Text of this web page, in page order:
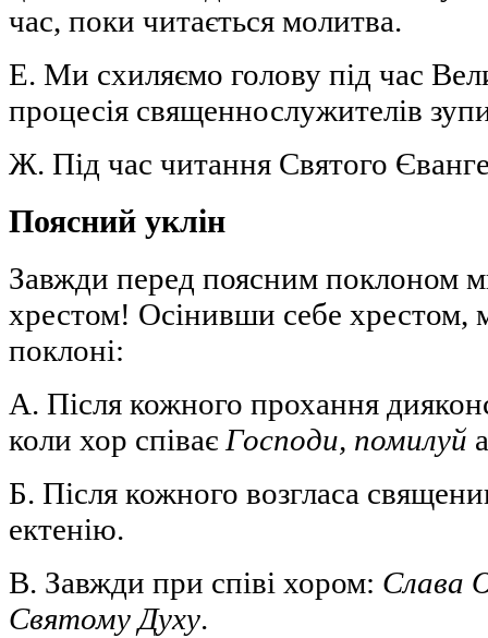
час, поки читається молитва.
Е. Ми схиляємо голову під час
процесія священнослужителів
Ж. Під час читання Святого
Поясний уклін
Завжди перед поясним поклоном
хрестом! Осінивши себе хрестом,
поклоні:
А. Після кожного прохання
коли хор співає Господи, помилуй
Б. Після кожного возгласа
ектенію.
В. Завжди при співі хором: Слава
Святому Духу.